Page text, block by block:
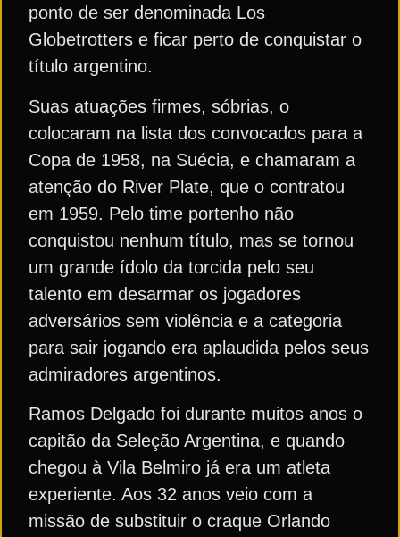
ponto de ser denominada Los
Globetrotters e ficar perto de conquistar o
título argentino.
Suas atuações firmes, sóbrias, o
colocaram na lista dos convocados para a
Copa de 1958, na Suécia, e chamaram a
atenção do River Plate, que o contratou
em 1959. Pelo time portenho não
conquistou nenhum título, mas se tornou
um grande ídolo da torcida pelo seu
talento em desarmar os jogadores
adversários sem violência e a categoria
para sair jogando era aplaudida pelos seus
admiradores argentinos.
Ramos Delgado foi durante muitos anos o
capitão da Seleção Argentina, e quando
chegou à Vila Belmiro já era um atleta
experiente. Aos 32 anos veio com a
missão de substituir o craque Orlando